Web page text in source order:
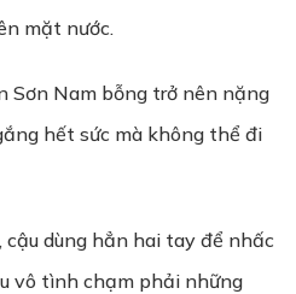
mặt nước.
Sơn Nam bỗng trở nên nặng
hết sức mà không thể đi
cậu dùng hẳn hai tay để nhấc
vô tình chạm phải những